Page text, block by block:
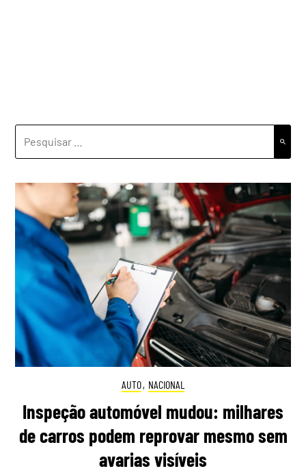
AUTO, NACIONAL
Inspeção automóvel mudou: milhares
de carros podem reprovar mesmo sem
avarias visíveis